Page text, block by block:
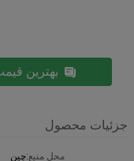
بهترین
جزئیات محصول
محل منبع:چین